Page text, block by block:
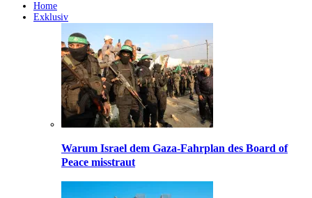
Home
Exklusiv
Warum Israel dem Gaza-Fahrplan des Board of
Peace misstraut